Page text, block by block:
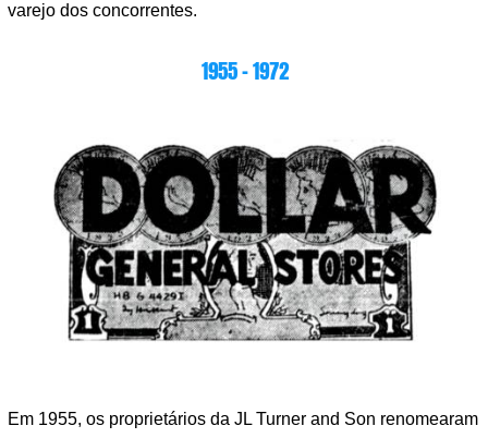
varejo dos concorrentes.
1955 – 1972
Em 1955, os proprietários da JL Turner and Son renomearam